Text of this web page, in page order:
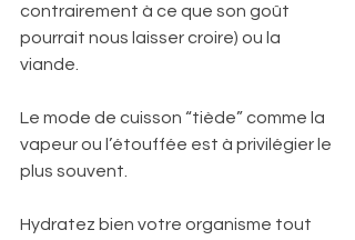
contrairement à ce que son goût
pourrait nous laisser croire) ou la
viande.
Le mode de cuisson “tiède” comme la
vapeur ou l’étouffée est à privilégier le
plus souvent.
Hydratez bien votre organisme tout